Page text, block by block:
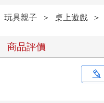
玩具親子 ＞ 桌上遊戲 ＞
商品評價